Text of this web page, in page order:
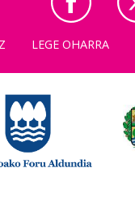
LEGE OHARRA